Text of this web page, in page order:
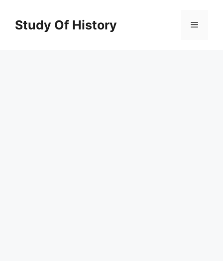
contentStudy Of History Menu